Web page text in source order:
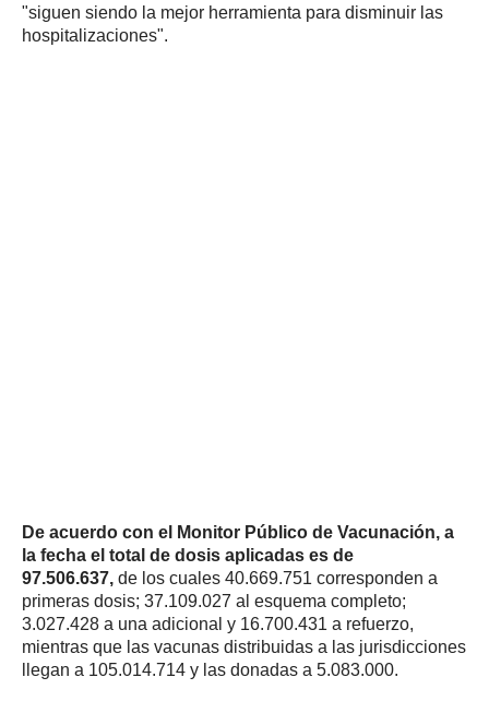
"siguen siendo la mejor herramienta para disminuir las
hospitalizaciones".
De acuerdo con el Monitor Público de Vacunación, a
la fecha el total de dosis aplicadas es de
97.506.637, de los cuales 40.669.751 corresponden a
primeras dosis; 37.109.027 al esquema completo;
3.027.428 a una adicional y 16.700.431 a refuerzo,
mientras que las vacunas distribuidas a las jurisdicciones
llegan a 105.014.714 y las donadas a 5.083.000.